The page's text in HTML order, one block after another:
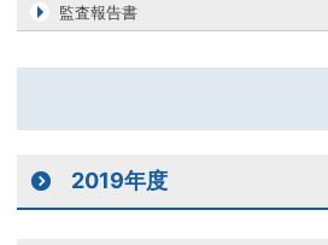
監査報告書
2019年度